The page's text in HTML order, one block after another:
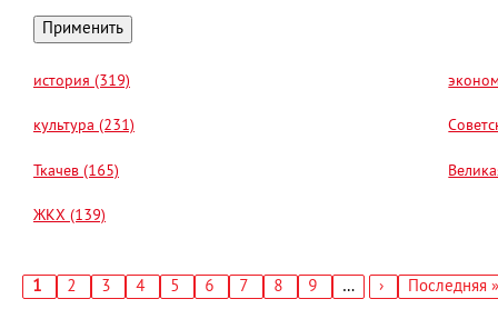
история (319)
культура (231)
Ткачев (165)
ЖКХ (139)
Текущая
1 Страница
2 Страница
3 Страница
4 Страница
5 Страница
6 Страница
7 Страница
8 Страница
9 …
Следующая
›
Последняя
Последняя »